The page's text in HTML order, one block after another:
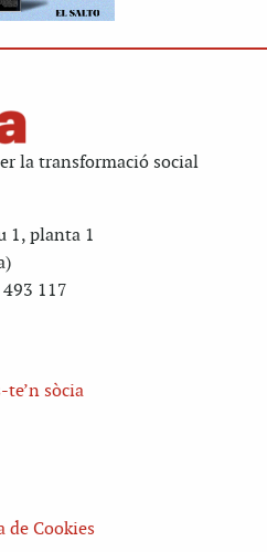
la transformació social
1, planta 1
117
te’n sòcia
de Cookies